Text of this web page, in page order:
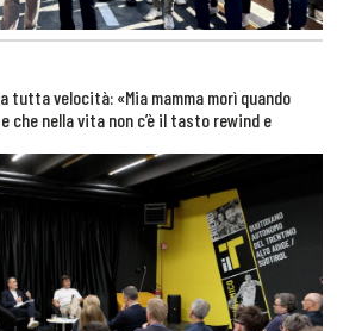
tutta velocità: «Mia mamma morì quando
che nella vita non c’è il tasto rewind e